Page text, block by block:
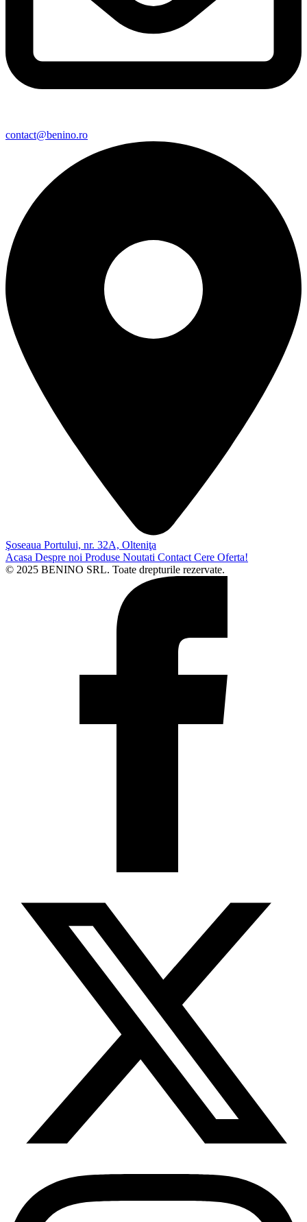
contact@benino.ro
Şoseaua Portului, nr. 32A, Olteniţa
Acasa Despre noi Produse Noutati Contact Cere Oferta!
© 2025 BENINO SRL. Toate drepturile rezervate.